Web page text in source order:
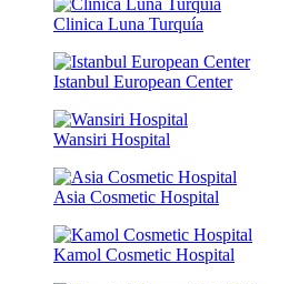
Clinica Luna Turquía
Istanbul European Center
Wansiri Hospital
Asia Cosmetic Hospital
Kamol Cosmetic Hospital